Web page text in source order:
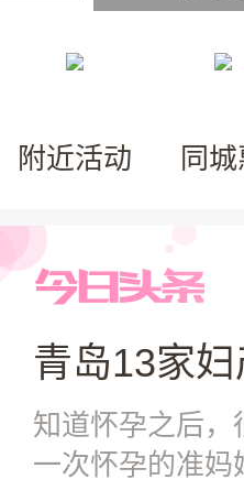
附近活动 同城
青岛13家
知道怀孕之后
一次怀孕的准妈